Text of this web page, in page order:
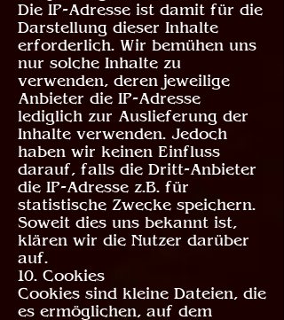
Die IP-Adresse ist damit für die
Darstellung dieser Inhalte
erforderlich. Wir bemühen uns
nur solche Inhalte zu
verwenden, deren jeweilige
Anbieter die IP-Adresse
lediglich zur Auslieferung der
Inhalte verwenden. Jedoch
haben wir keinen Einfluss
darauf, falls die Dritt-Anbieter
die IP-Adresse z.B. für
statistische Zwecke speichern.
Soweit dies uns bekannt ist,
klären wir die Nutzer darüber
auf.
10. Cookies
Cookies sind kleine Dateien, die
es ermöglichen, auf dem